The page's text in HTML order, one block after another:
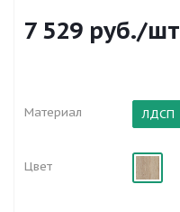
7 529 руб./шт
Материал ЛДСП
Цвет